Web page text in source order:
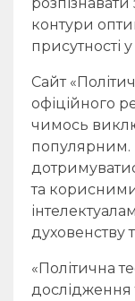
контури
присутності
Сайт
офіційного
чимось
популярним.
та
духовенству
«Політична
дослідження